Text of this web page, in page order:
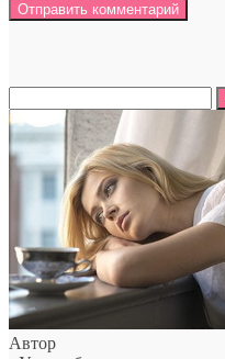
Автор